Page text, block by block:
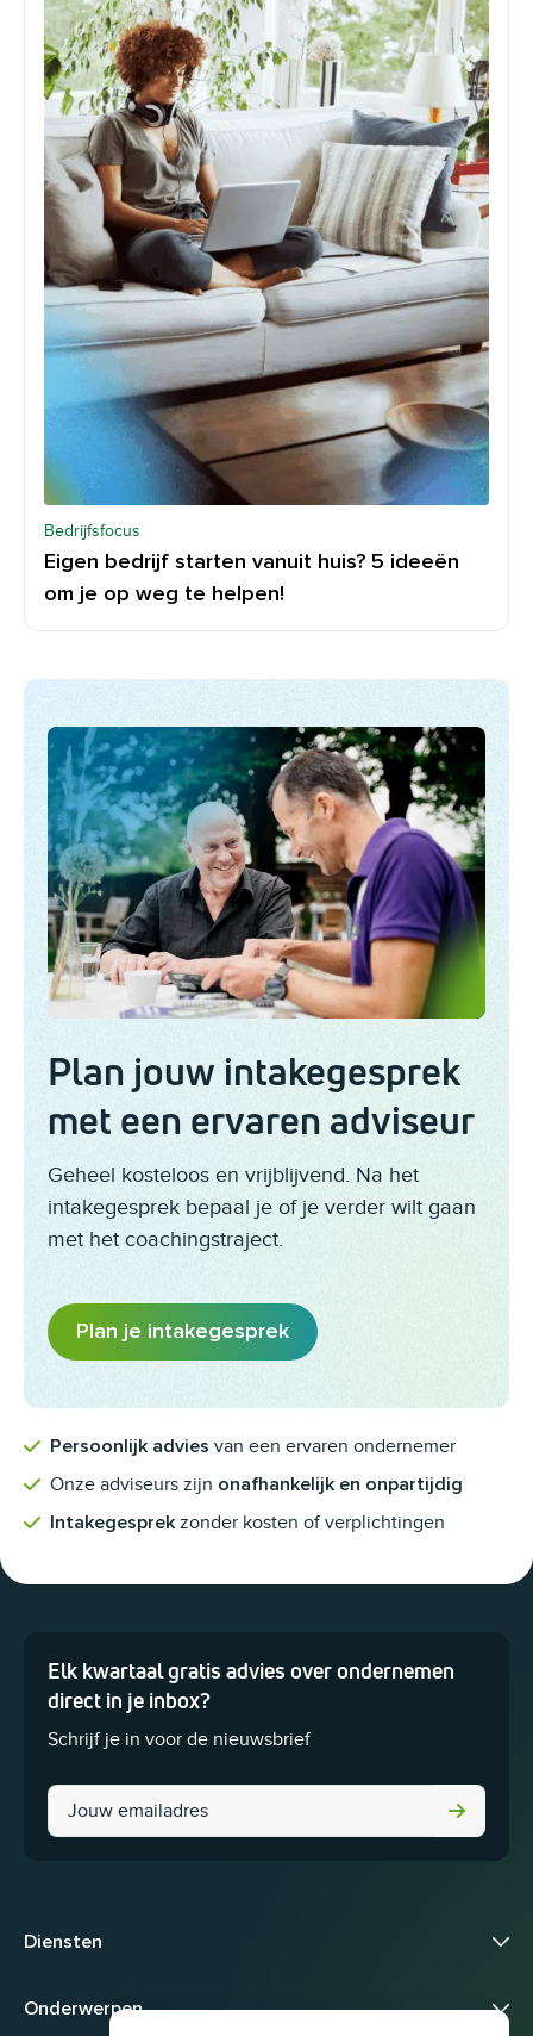
Bedrijfsfocus
Eigen bedrijf starten vanuit huis? 5 ideeën
om je op weg te helpen!
Plan jouw intakegesprek
met een ervaren adviseur
Geheel kosteloos en vrijblijvend. Na het
intakegesprek bepaal je of je verder wilt gaan
met het coachingstraject.
Plan je intakegesprek
Persoonlijk advies van een ervaren ondernemer
Onze adviseurs zijn onafhankelijk en onpartijdig
Intakegesprek zonder kosten of verplichtingen
Elk kwartaal gratis advies over ondernemen
direct in je inbox?
Schrijf je in voor de nieuwsbrief
X/Twitter
Dit veld is bedoeld voor validatiedoeleinden en moet niet worden
Diensten
Onderwerpen